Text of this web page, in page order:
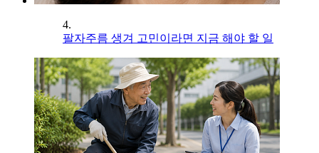
4.
팔자주름 생겨 고민이라면 지금 해야 할 일